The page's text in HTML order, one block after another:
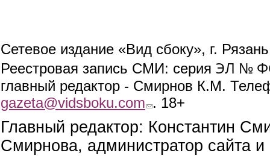
Сетевое издание «Вид сбоку», г.
Реестровая запись СМИ: серия ЭЛ №
главный редактор - Смирнов К.М.
gazeta@vidsboku.com (link sends e-mail)
. 18+
Главный редактор: Константин
Смирнова, администратор сайта